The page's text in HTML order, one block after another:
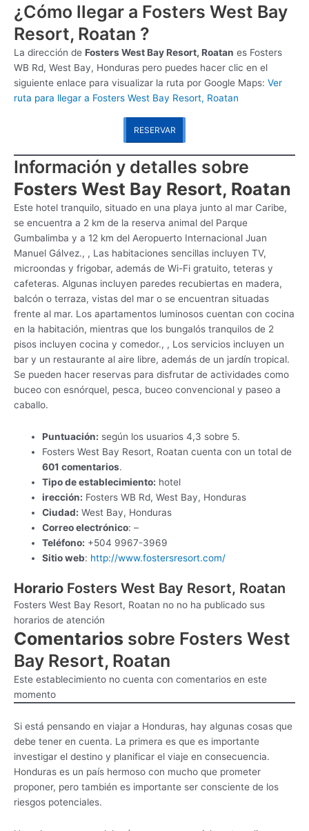
¿Cómo llegar a Fosters West Bay
Resort, Roatan ?
La dirección de Fosters West Bay Resort, Roatan es Fosters
WB Rd, West Bay, Honduras pero puedes hacer clic en el
siguiente enlace para visualizar la ruta por Google Maps: Ver
ruta para llegar a Fosters West Bay Resort, Roatan
RESERVAR
Información y detalles sobre
Fosters West Bay Resort, Roatan
Este hotel tranquilo, situado en una playa junto al mar Caribe,
se encuentra a 2 km de la reserva animal del Parque
Gumbalimba y a 12 km del Aeropuerto Internacional Juan
Manuel Gálvez., , Las habitaciones sencillas incluyen TV,
microondas y frigobar, además de Wi-Fi gratuito, teteras y
cafeteras. Algunas incluyen paredes recubiertas en madera,
balcón o terraza, vistas del mar o se encuentran situadas
frente al mar. Los apartamentos luminosos cuentan con cocina
en la habitación, mientras que los bungalós tranquilos de 2
pisos incluyen cocina y comedor., , Los servicios incluyen un
bar y un restaurante al aire libre, además de un jardín tropical.
Se pueden hacer reservas para disfrutar de actividades como
buceo con esnórquel, pesca, buceo convencional y paseo a
caballo.
Puntuación: según los usuarios 4,3 sobre 5.
Fosters West Bay Resort, Roatan cuenta con un total de
601 comentarios.
Tipo de establecimiento: hotel
irección: Fosters WB Rd, West Bay, Honduras
Ciudad: West Bay, Honduras
Correo electrónico: –
Teléfono: +504 9967-3969
Sitio web: http://www.fostersresort.com/
Horario Fosters West Bay Resort, Roatan
Fosters West Bay Resort, Roatan no no ha publicado sus
horarios de atención
Comentarios sobre Fosters West
Bay Resort, Roatan
Este establecimiento no cuenta con comentarios en este
momento
Si está pensando en viajar a Honduras, hay algunas cosas que
debe tener en cuenta. La primera es que es importante
investigar el destino y planificar el viaje en consecuencia.
Honduras es un país hermoso con mucho que prometer
proponer, pero también es importante ser consciente de los
riesgos potenciales.